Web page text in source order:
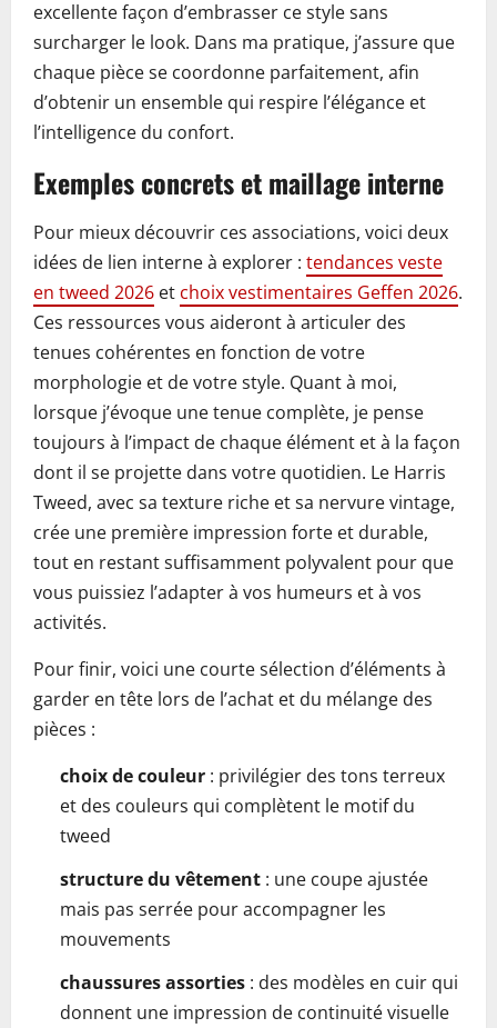
excellente façon d’embrasser ce style sans
surcharger le look. Dans ma pratique, j’assure que
chaque pièce se coordonne parfaitement, afin
d’obtenir un ensemble qui respire l’élégance et
l’intelligence du confort.
Exemples concrets et maillage interne
Pour mieux découvrir ces associations, voici deux
idées de lien interne à explorer : tendances veste
en tweed 2026 et choix vestimentaires Geffen 2026.
Ces ressources vous aideront à articuler des
tenues cohérentes en fonction de votre
morphologie et de votre style. Quant à moi,
lorsque j’évoque une tenue complète, je pense
toujours à l’impact de chaque élément et à la façon
dont il se projette dans votre quotidien. Le Harris
Tweed, avec sa texture riche et sa nervure vintage,
crée une première impression forte et durable,
tout en restant suffisamment polyvalent pour que
vous puissiez l’adapter à vos humeurs et à vos
activités.
Pour finir, voici une courte sélection d’éléments à
garder en tête lors de l’achat et du mélange des
pièces :
choix de couleur : privilégier des tons terreux
et des couleurs qui complètent le motif du
tweed
structure du vêtement : une coupe ajustée
mais pas serrée pour accompagner les
mouvements
chaussures assorties : des modèles en cuir qui
donnent une impression de continuité visuelle